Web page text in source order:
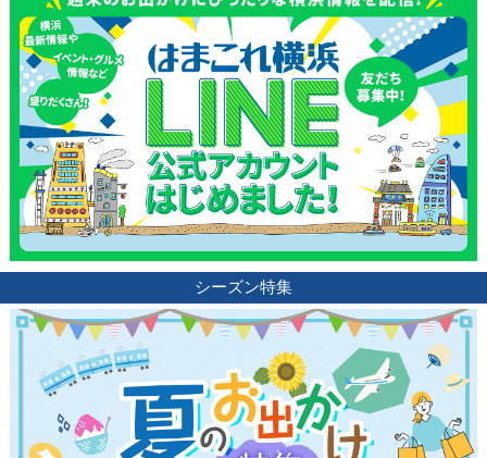
シーズン特集